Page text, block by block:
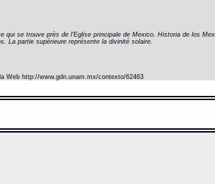
se trouve près de l'Eglise principale de Mexico. Historia de los
La partie supérieure représente la divinité solaire.
Web http://www.gdn.unam.mx/contexto/62463